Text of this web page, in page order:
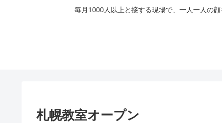
毎月1000人以上と接する現場で、一人一人の
札幌教室オープン